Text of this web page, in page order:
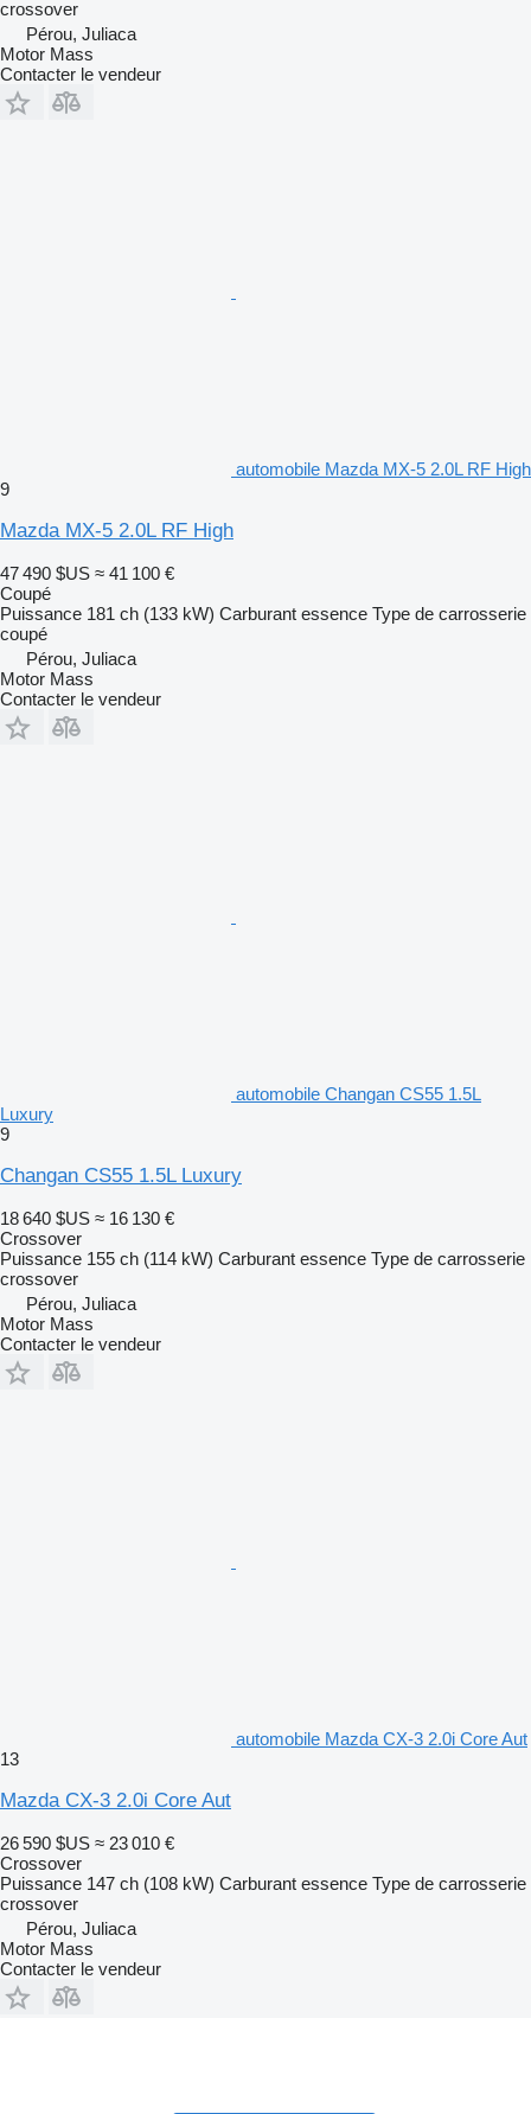
crossover
Pérou, Juliaca
Motor Mass
Contacter le vendeur
automobile Mazda MX-5 2.0L RF High
9
Mazda MX-5 2.0L RF High
47 490 $US ≈ 41 100 €
Coupé
Puissance 181 ch (133 kW) Carburant essence Type de carrosserie
coupé
Pérou, Juliaca
Motor Mass
Contacter le vendeur
automobile Changan CS55 1.5L
Luxury
9
Changan CS55 1.5L Luxury
18 640 $US ≈ 16 130 €
Crossover
Puissance 155 ch (114 kW) Carburant essence Type de carrosserie
crossover
Pérou, Juliaca
Motor Mass
Contacter le vendeur
automobile Mazda CX-3 2.0i Core Aut
13
Mazda CX-3 2.0i Core Aut
26 590 $US ≈ 23 010 €
Crossover
Puissance 147 ch (108 kW) Carburant essence Type de carrosserie
crossover
Pérou, Juliaca
Motor Mass
Contacter le vendeur